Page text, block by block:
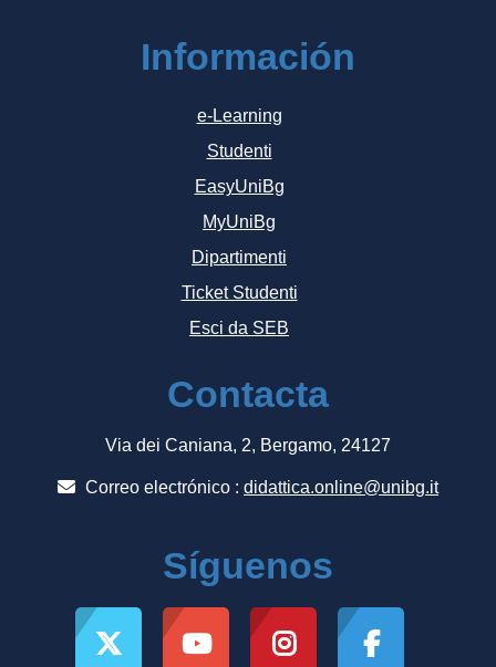
Información
e-Learning
Studenti
EasyUniBg
MyUniBg
Dipartimenti
Ticket Studenti
Esci da SEB
Contacta
Via dei Caniana, 2, Bergamo, 24127
Correo electrónico : didattica.online@unibg.it
Síguenos